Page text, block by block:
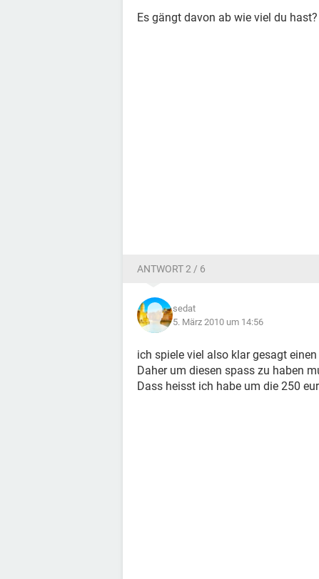
Es gängt davon ab wie viel du hast?
ANTWORT 2 / 6
sedat
5. März 2010 um 14:56
ich spiele viel also klar gesagt
Daher um diesen spass zu haben
Dass heisst ich habe um die 250